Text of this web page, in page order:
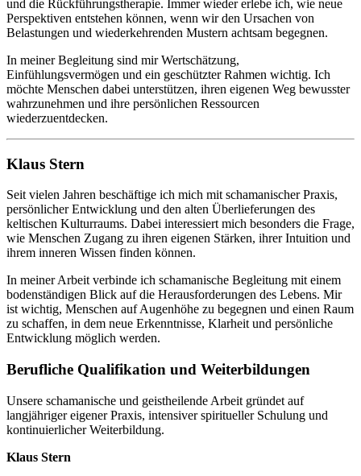
und die Rückführungstherapie. Immer wieder erlebe ich, wie neue
Perspektiven entstehen können, wenn wir den Ursachen von
Belastungen und wiederkehrenden Mustern achtsam begegnen.
In meiner Begleitung sind mir Wertschätzung,
Einfühlungsvermögen und ein geschützter Rahmen wichtig. Ich
möchte Menschen dabei unterstützen, ihren eigenen Weg bewusster
wahrzunehmen und ihre persönlichen Ressourcen
wiederzuentdecken.
Klaus Stern
Seit vielen Jahren beschäftige ich mich mit schamanischer Praxis,
persönlicher Entwicklung und den alten Überlieferungen des
keltischen Kulturraums. Dabei interessiert mich besonders die Frage,
wie Menschen Zugang zu ihren eigenen Stärken, ihrer Intuition und
ihrem inneren Wissen finden können.
In meiner Arbeit verbinde ich schamanische Begleitung mit einem
bodenständigen Blick auf die Herausforderungen des Lebens. Mir
ist wichtig, Menschen auf Augenhöhe zu begegnen und einen Raum
zu schaffen, in dem neue Erkenntnisse, Klarheit und persönliche
Entwicklung möglich werden.
Berufliche Qualifikation und Weiterbildungen
Unsere schamanische und geistheilende Arbeit gründet auf
langjähriger eigener Praxis, intensiver spiritueller Schulung und
kontinuierlicher Weiterbildung.
Klaus Stern